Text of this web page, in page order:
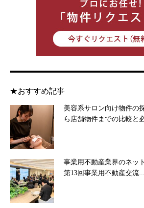
★おすすめ記事
美容系サロン向け物件の
ら店舗物件までの比較と
事業用不動産業界のネッ
第13回事業用不動産交流...